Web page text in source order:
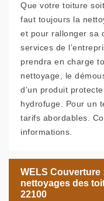
Que votre toiture
faut toujours la
et pour rallonger sa
services de
prendra en charge
nettoyage, le
d’un produit
hydrofuge. Pour un
tarifs abordables.
informations.
WELS
nettoyages des
22100